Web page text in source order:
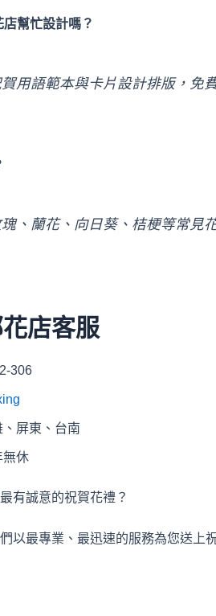
幫忙設計嗎？
用語範本與卡片設計排版，免
、蘭花、向日葵、桔梗等常見
店客服
306
屏東、台南
無休
有誠意的祝賀花禮？
以最專業、最迅速的服務為您送上